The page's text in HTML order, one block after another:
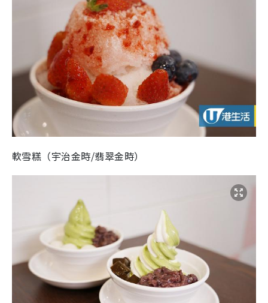
軟雪糕（宇治金時/翡翠金時）